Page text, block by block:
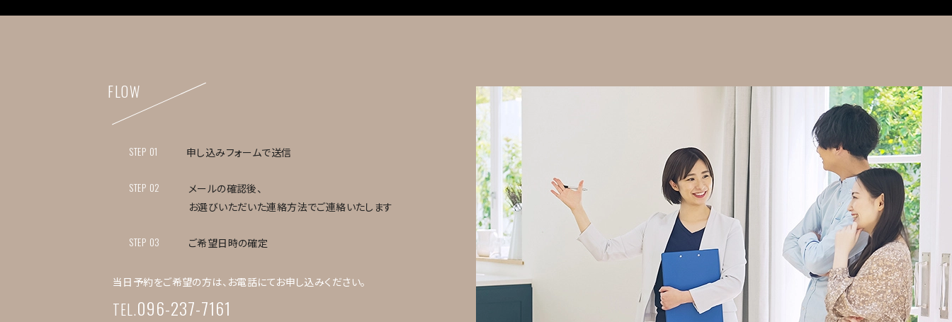
FLOW
STEP 01 申し込みフォームで送信
STEP 02
メールの確認後、
お選びいただいた連絡方法でご連絡いたします
STEP 03 ご希望日時の確定
当日予約をご希望の方は、お電話にてお申し込みください。
TEL.096-237-7161